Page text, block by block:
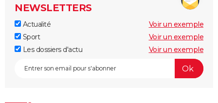
NEWSLETTERS
Actualité
Voir un exemple
Sport
Voir un exemple
Les dossiers d'actu
Voir un exemple